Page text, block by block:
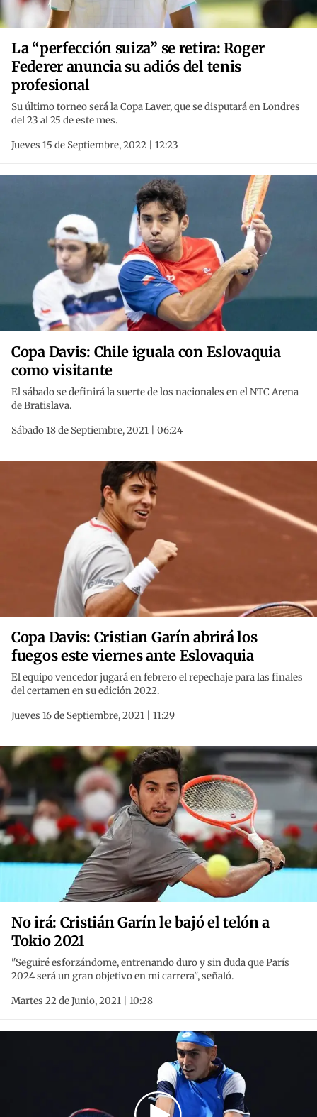
La “perfección suiza” se retira: Roger
Federer anuncia su adiós del tenis
profesional
Su último torneo será la Copa Laver, que se disputará en Londres
del 23 al 25 de este mes.
Jueves 15 de Septiembre, 2022 | 12:23
Copa Davis: Chile iguala con Eslovaquia
como visitante
El sábado se definirá la suerte de los nacionales en el NTC Arena
de Bratislava.
Sábado 18 de Septiembre, 2021 | 06:24
Copa Davis: Cristian Garín abrirá los
fuegos este viernes ante Eslovaquia
El equipo vencedor jugará en febrero el repechaje para las finales
del certamen en su edición 2022.
Jueves 16 de Septiembre, 2021 | 11:29
No irá: Cristián Garín le bajó el telón a
Tokio 2021
"Seguiré esforzándome, entrenando duro y sin duda que París
2024 será un gran objetivo en mi carrera", señaló.
Martes 22 de Junio, 2021 | 10:28